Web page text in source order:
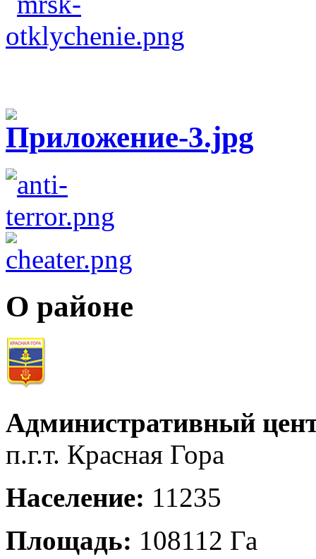
О районе
Административный
п.г.т. Красная Гора
Население: 11235
Площадь: 108112 Га